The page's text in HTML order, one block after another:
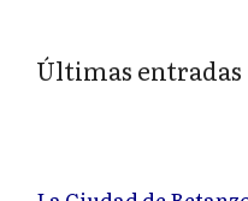
Últimas entradas